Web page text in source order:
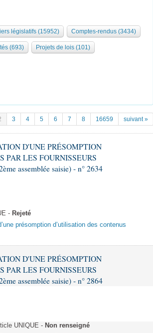
législatifs (15952) Comptes-rendus (3434)
(693) Projets de lois (101)
3 4 5 6 7 8 16659 suivant »
D'UNE PRÉSOMPTION
PAR LES FOURNISSEURS
assemblée saisie) - n° 2634
- Rejeté
présomption d’utilisation des contenus
D'UNE PRÉSOMPTION
PAR LES FOURNISSEURS
assemblée saisie) - n° 2864
UNIQUE - Non renseigné